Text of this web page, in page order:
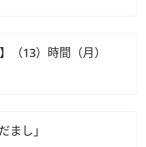
（13）時間（月）
まし」